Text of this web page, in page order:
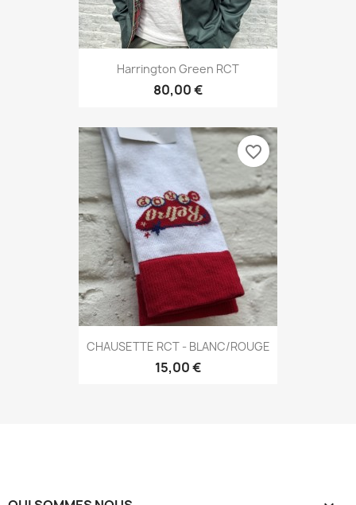
Harrington Green RCT
80,00 €
CHAUSETTE RCT - BLANC/ROUGE
15,00 €
favorite_border